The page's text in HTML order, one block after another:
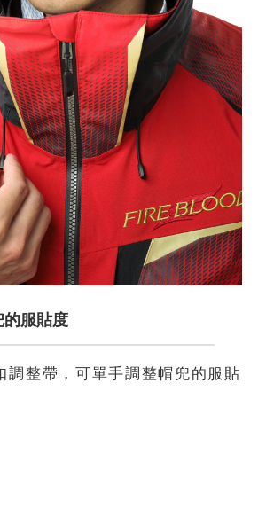
服貼度
調整帶，可單手調整帽兜的服貼